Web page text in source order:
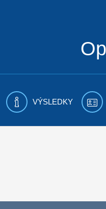
VÝSLEDKY